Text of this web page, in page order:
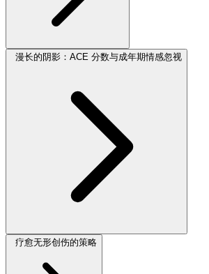
漫长的阴影：ACE 分数与成年期情感忽视
疗愈无形创伤的策略